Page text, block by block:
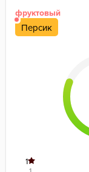
фруктовый
Персик
1